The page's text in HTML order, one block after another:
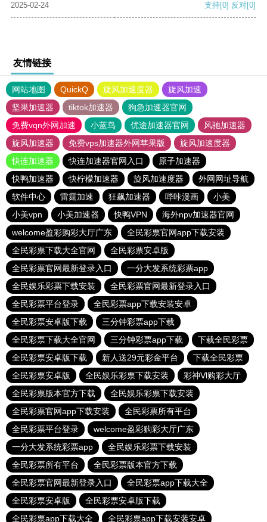
2025-02-24 支持[0] 反对[0]
友情链接
网站地图 QuickQ 旋风加速度器
旋风加速
坚果加速器
tiktok加速器
狗急加速器官网
免费vqn外网加速
小蓝鸟 优途加速器官网
风驰加速器
旋风加速器
免费vps加速器外网苹果版
旋风加速度器
快连加速器
快连加速器官网入口
原子加速器
快鸭加速器
快柠檬加速器 旋风加速度器
外网网址导航
软件中心
雷霆加速 狂飙加速器 哔咔漫画
小美
小美vpn
小美加速器 快鸭VPN
海外npv加速器官网
welcome盈彩购彩大厅广东
全民彩票官网app下载安装
全民彩票下载大全官网
全民彩票安卓版
全民彩票官网最新登录入口
一分大发系统彩票app
全民娱乐彩票下载安装
全民彩票官网最新登录入口
全民彩票平台登录
全民彩票app下载安装安卓
全民彩票安卓版下载
三分钟彩票app下载
全民彩票下载大全官网
三分钟彩票app下载
下载全民彩票
全民彩票安卓版下载
新人送29元彩金平台
下载全民彩票
全民彩票安卓版
全民娱乐彩票下载安装
彩神Vl购彩大厅
全民彩票版本官方下载
全民娱乐彩票下载安装
全民彩票官网app下载安装
全民彩票所有平台
全民彩票平台登录
welcome盈彩购彩大厅广东
一分大发系统彩票app
全民娱乐彩票下载安装
全民彩票所有平台
全民彩票版本官方下载
全民彩票官网最新登录入口
全民彩票app下载大全
全民彩票安卓版
全民彩票安卓版下载
全民彩票app下载大全
全民彩票app下载安装安卓